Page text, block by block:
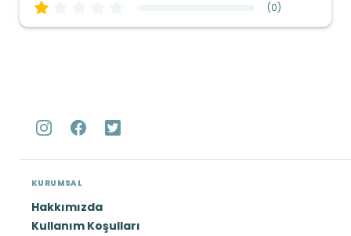
(0)
KURUMSAL
Hakkımızda
Kullanım Koşulları